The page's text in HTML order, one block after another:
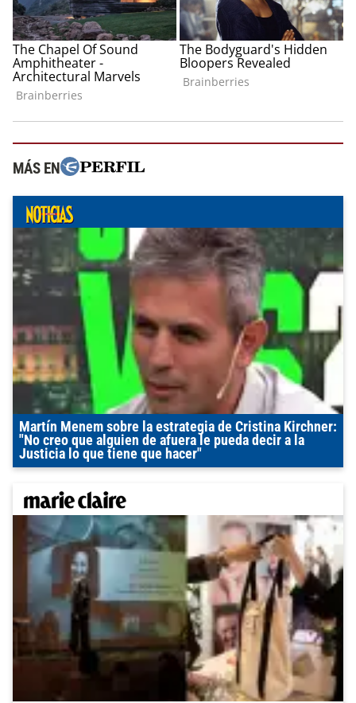
MÁS EN
Martín Menem sobre la estrategia de Cristina Kirchner:
"No creo que alguien de afuera le pueda decir a la
Justicia lo que tiene que hacer"